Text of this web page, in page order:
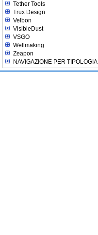
Tether Tools
Trux Design
Velbon
VisibleDust
VSGO
Wellmaking
Zeapon
NAVIGAZIONE PER TIPOLOGIA